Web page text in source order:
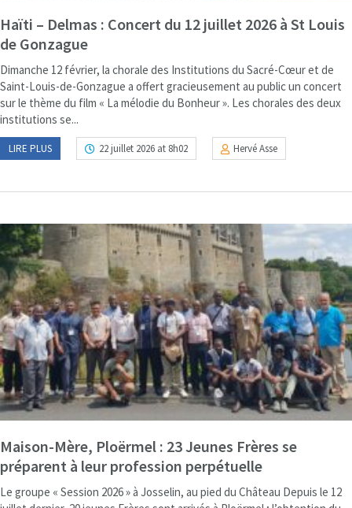
Haïti – Delmas : Concert du 12 juillet 2026 à St Louis
de Gonzague
Dimanche 12 février, la chorale des Institutions du Sacré-Cœur et de
Saint-Louis-de-Gonzague a offert gracieusement au public un concert
sur le thème du film « La mélodie du Bonheur ». Les chorales des deux
institutions se...
LIRE PLUS 22 juillet 2026 at 8h02 Hervé Asse
Maison-Mère, Ploërmel : 23 Jeunes Frères se
préparent à leur profession perpétuelle
Le groupe « Session 2026 » à Josselin, au pied du Château Depuis le 12